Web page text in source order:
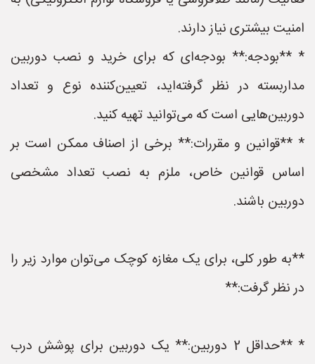
امنیت بیشتری نیاز دارند.
* **بودجه:** بودجه‌ای که برای خرید و نصب دوربین
مداربسته در نظر گرفته‌اید، تعیین‌کننده نوع و تعداد
دوربین‌هایی است که می‌توانید تهیه کنید.
* **قوانین و مقررات:** برخی از اصناف ممکن است بر
اساس قوانین خاص، ملزم به نصب تعداد مشخصی
دوربین باشند.
**به طور کلی، برای یک مغازه کوچک می‌توان موارد زیر را
در نظر گرفت:**
* **حداقل 2 دوربین:** یک دوربین برای پوشش درب